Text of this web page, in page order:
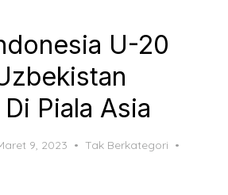
U-20
Piala Asia
9, 2023
Tak Berkategori